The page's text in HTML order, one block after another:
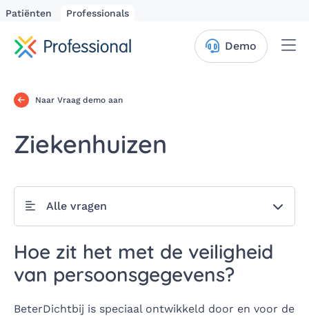
Patiënten Professionals
Demo
Naar Vraag demo aan
Ziekenhuizen
Alle vragen
Hoe zit het met de veiligheid
van persoonsgegevens?
BeterDichtbij is speciaal ontwikkeld door en voor de